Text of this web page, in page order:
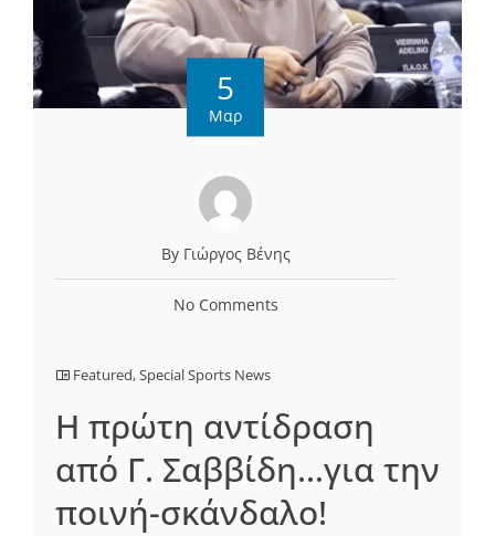
5
Μαρ
By Γιώργος Βένης
No Comments
Featured,Special Sports News
Η πρώτη αντίδραση
από Γ. Σαββίδη…για την
ποινή-σκάνδαλο!